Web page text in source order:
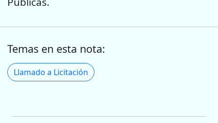
Temas en esta nota:
Llamado a Licitación